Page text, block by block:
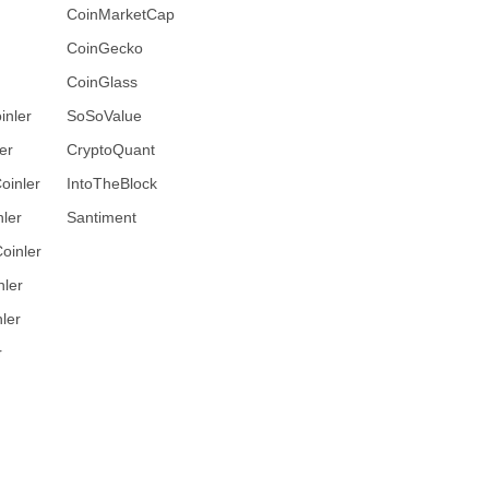
CoinMarketCap
CoinGecko
CoinGlass
SoSoValue
CryptoQuant
IntoTheBlock
Santiment